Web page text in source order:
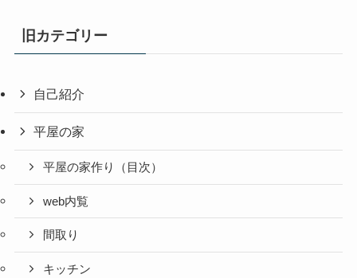
旧カテゴリー
自己紹介
平屋の家
平屋の家作り（目次）
web内覧
間取り
キッチン